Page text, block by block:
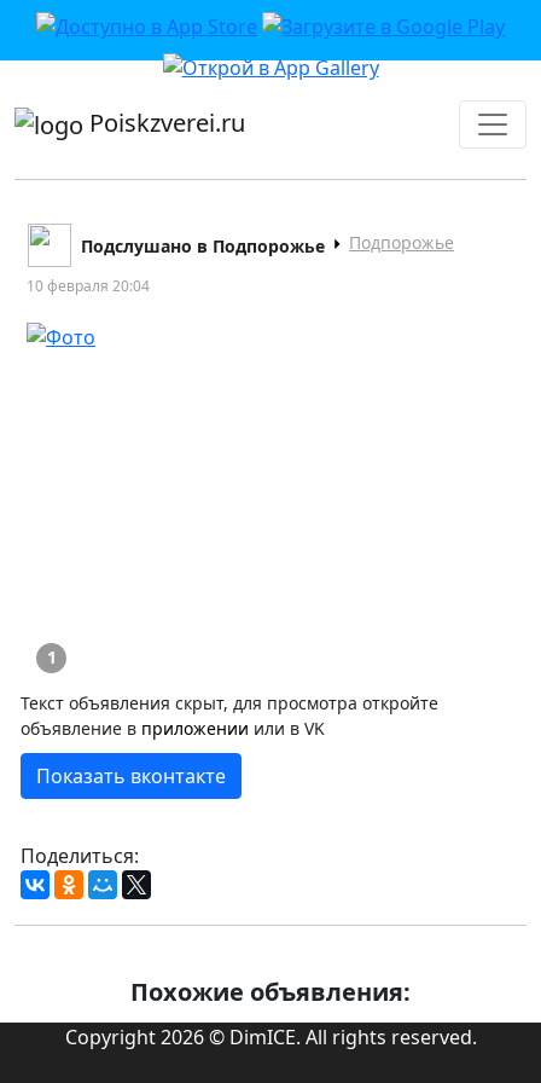
приложении или в VK">
Poiskzverei.ru
Подслушано в Подпорожье Подпорожье
10 февраля 20:04
1
Текст объявления скрыт, для просмотра откройте
объявление в приложении или в VK
Показать вконтакте
Поделиться:
Похожие объявления:
Copyright 2026 © DimICE. All rights reserved.